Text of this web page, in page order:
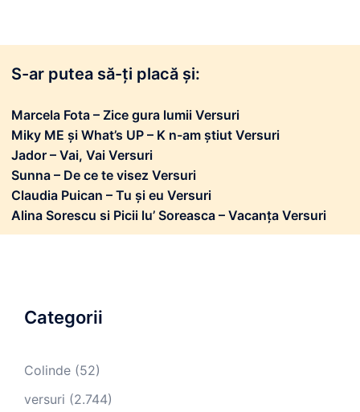
S-ar putea să-ți placă și:
Marcela Fota – Zice gura lumii Versuri
Miky ME și What’s UP – K n-am știut Versuri
Jador – Vai, Vai Versuri
Sunna – De ce te visez Versuri
Claudia Puican – Tu și eu Versuri
Alina Sorescu si Picii lu’ Soreasca – Vacanța Versuri
Categorii
Colinde (52)
versuri (2.744)